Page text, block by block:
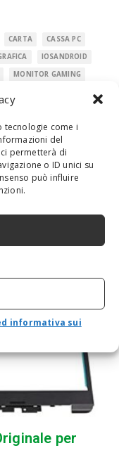
tecnologie come i
del
permetterà di
o ID unici su
può influire
informativa sui
CARTA
CASSA PC
IOSANDROID
MONITOR GAMING
STAMPANTE LASER
ZINK
per